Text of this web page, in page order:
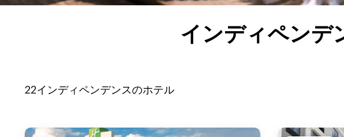
インディペンデ
22インディペンデンスのホテル